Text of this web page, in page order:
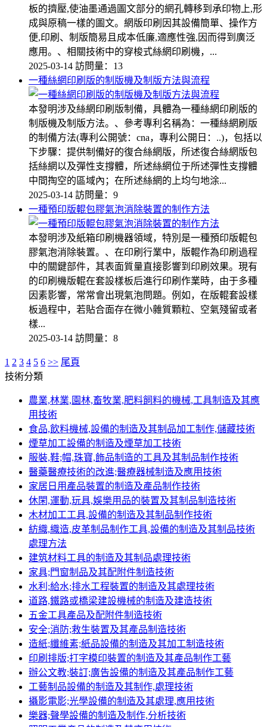
板的擠壓,使油墨通過圖文部分的網孔轉移到承印物上,形
成與原稿一樣的圖文。網版印刷因其設備簡單、操作方
便,印刷、制版簡易且成本低廉,適應性強,因而得到廣泛
應用。、相關技術中的穿梭式絲網印刷機，...
2025-03-14 訪問量：13
一種絲網印刷版的制版機及制版方法與流程
本發明涉及絲網印刷版制備，具體為一種絲網印刷版的
制版機及制版方法。、參考專利名稱為：一種絲網刷版
的制備方法(專利公開號：cna，專利公開日：..)，包括以
下步驟：提供制備好的復合絲網版，所述復合絲網版包
括絲網以及彈性支撐體，所述絲網位于所述彈性支撐體
中間掏空的區域內；在所述絲網的上均勻地涂...
2025-03-14 訪問量：9
一種預印版輥包膠氣泡消除裝置的制作方法
本發明涉及紙箱印刷機器領域，特別是一種預印版輥包
膠氣泡消除裝置。、在印刷行業中，版輥作為印刷過程
中的關鍵部件，其表面質量直接影響到印刷效果。現有
的印刷機版輥在套設樣板后進行印刷作業時，由于多種
因素影響，常常會出現氣泡問題。例如，在版輥套設樣
板過程中，若貼合面存在微小雜質顆粒、空氣殘留或者
樣...
2025-03-14 訪問量：8
1 2 3 4 5 6 >> 尾頁
技術分類
農業,林業,園林,畜牧業,肥料飼料的機械,工具制造及其應
用技術
食品,飲料機械,設備的制造及其制品加工制作,儲藏技術
煙草加工設備的制造及煙草加工技術
服裝,鞋;帽,珠寶,飾品制造的工具及其制品制作技術
醫藥醫療技術的改進;醫療器械制造及應用技術
家居日用產品裝置的制造及產品制作技術
休閑,運動,玩具,娛樂用品的裝置及其制品制造技術
木材加工工具,設備的制造及其制品制作技術
紡織,織造,皮革制品制作工具,設備的制造及其制品技術
處理方法
建筑材料工具的制造及其制品處理技術
家具;門窗制品及其配附件制造技術
水利;給水;排水工程裝置的制造及其處理技術
道路,鐵路或橋梁建設機械的制造及建造技術
五金工具產品及配附件制造技術
安全;消防;救生裝置及其產品制造技術
造紙;纖維素;紙品設備的制造及其加工制造技術
印刷排版;打字模印裝置的制造及其產品制作工藝
辦公文教;裝訂;廣告設備的制造及其產品制作工藝
工藝制品設備的制造及其制作,處理技術
攝影電影;光學設備的制造及其處理,應用技術
樂器;聲學設備的制造及制作,分析技術